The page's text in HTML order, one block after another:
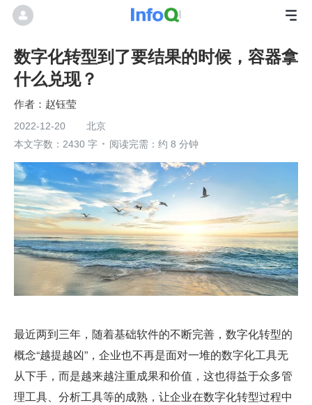
数字化转型到了要结果的时候，容器拿
什么兑现？
赵钰莹
2022-12-20
北京
本文字数：2430 字
阅读完需：约 8 分钟
最近两到三年，随着基础软件的不断完善，数字化转型的
概念“越提越凶”，企业也不再是面对一堆的数字化工具无
从下手，而是越来越注重成果和价值，这也得益于众多管
理工具、分析工具等的成熟，让企业在数字化转型过程中